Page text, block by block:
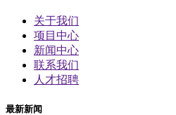
关于我们
项目中心
新闻中心
联系我们
人才招聘
最新新闻